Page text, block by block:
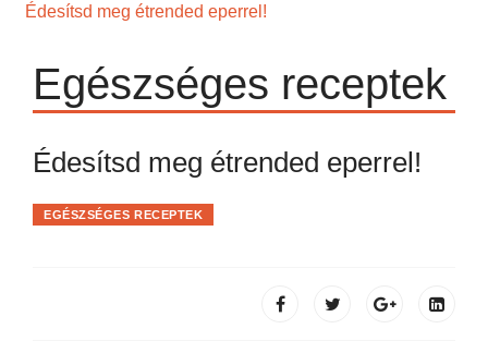
Édesítsd meg étrended eperrel!
Egészséges receptek
Édesítsd meg étrended eperrel!
EGÉSZSÉGES RECEPTEK